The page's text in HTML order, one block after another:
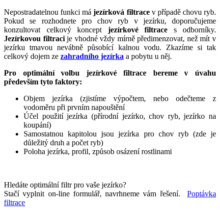
Nepostradatelnou funkci májezírková filtracev případě chovu ryb.
Pokud se rozhodnete pro chov ryb v jezírku, doporučujeme
konzultovat celkový koncept jezírkové filtrace s odborníky.
Jezírkovou filtracije vhodné vždy mírně předimenzovat, než mít v
jezírku tmavou nevábně působící kalnou vodu. Zkazíme si tak
celkový dojem ze zahradního jezírka a pobytu u něj.
Pro optimální volbu jezírkové filtrace bereme v úvahu
především tyto faktory:
Objem jezírka (zjistíme výpočtem, nebo odečteme z
vodoměru při prvním napouštění
Účel použití jezírka (přírodní jezírko, chov ryb, jezírko na
koupání)
Samostatnou kapitolou jsou jezírka pro chov ryb (zde je
důležitý druh a počet ryb)
Poloha jezírka, profil, způsob osázení rostlinami
Hledáte optimální filtr pro vaše jezírko?
Stačí vyplnit on-line formulář, navrhneme vám řešení. Poptávka
filtrace